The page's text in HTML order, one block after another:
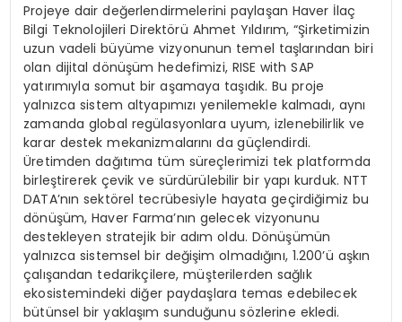
Projeye dair değerlendirmelerini paylaşan Haver İlaç
Bilgi Teknolojileri Direktörü Ahmet Yıldırım, “Şirketimizin
uzun vadeli büyüme vizyonunun temel taşlarından biri
olan dijital dönüşüm hedefimizi, RISE with SAP
yatırımıyla somut bir aşamaya taşıdık. Bu proje
yalnızca sistem altyapımızı yenilemekle kalmadı, aynı
zamanda global regülasyonlara uyum, izlenebilirlik ve
karar destek mekanizmalarını da güçlendirdi.
Üretimden dağıtıma tüm süreçlerimizi tek platformda
birleştirerek çevik ve sürdürülebilir bir yapı kurduk. NTT
DATA’nın sektörel tecrübesiyle hayata geçirdiğimiz bu
dönüşüm, Haver Farma’nın gelecek vizyonunu
destekleyen stratejik bir adım oldu. Dönüşümün
yalnızca sistemsel bir değişim olmadığını, 1.200’ü aşkın
çalışandan tedarikçilere, müşterilerden sağlık
ekosistemindeki diğer paydaşlara temas edebilecek
bütünsel bir yaklaşım sunduğunu sözlerine ekledi.